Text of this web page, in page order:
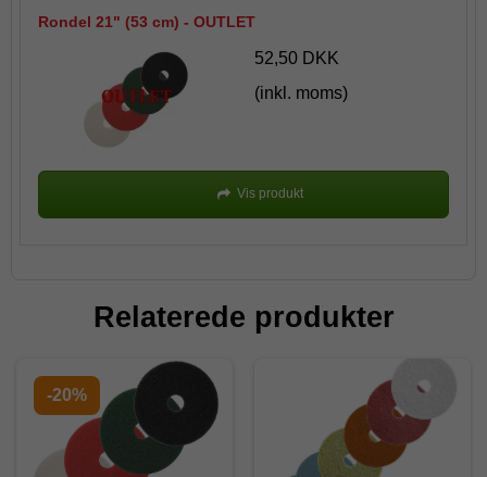
Rondel 21" (53 cm) - OUTLET
52,50 DKK
(inkl. moms)
Vis produkt
Relaterede produkter
-20%